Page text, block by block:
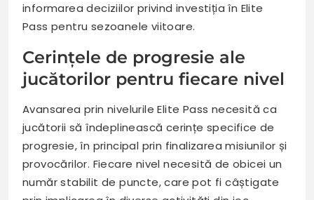
informarea deciziilor privind investiția în Elite
Pass pentru sezoanele viitoare.
Cerințele de progresie ale
jucătorilor pentru fiecare nivel
Avansarea prin nivelurile Elite Pass necesită ca
jucătorii să îndeplinească cerințe specifice de
progresie, în principal prin finalizarea misiunilor și
provocărilor. Fiecare nivel necesită de obicei un
număr stabilit de puncte, care pot fi câștigate